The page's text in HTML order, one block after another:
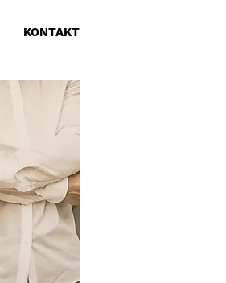
KONTAKT